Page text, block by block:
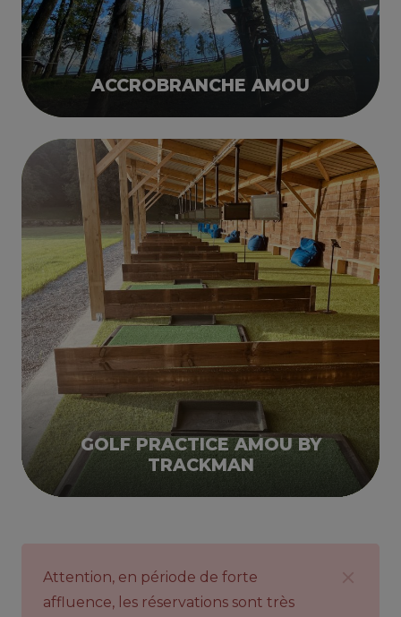
ACCROBRANCHE AMOU
GOLF PRACTICE AMOU BY
TRACKMAN
Attention, en période de forte
affluence, les réservations sont très